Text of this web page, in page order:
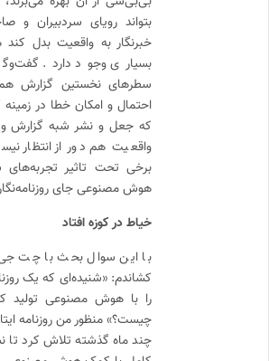
بتواند رویای سردبیران و
خبرنگار به واقعیت بدل
بسیاری وجود دارد.
سطرهای نخستین گزارش
احتمال و امکان خطا در
که جعل و نشر شبه گزارش و
واقعیت هم دور از انتظار
برخی تحت تاثیر تجربه‌های
هوش مصنوعی جای
خیاط در کوزه افتاد
با این سوال بحث با چت
کشاندم: «شنیده‌ای که یک
را با هوش مصنوعی تولید
چند ماه گذشته تلاش کرد تا